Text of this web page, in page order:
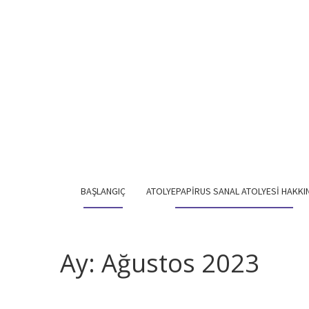
BAŞLANGIÇ ATOLYEPAPIRUS SANAL ATOLYESI
Ay: Ağustos 2023